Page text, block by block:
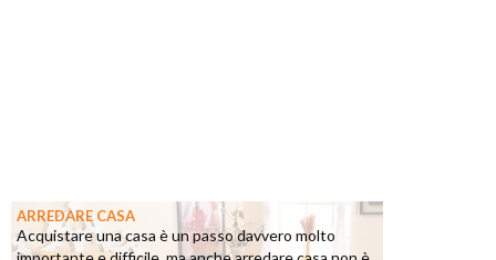
ARREDARE CASA
Acquistare una casa è un passo davvero molto